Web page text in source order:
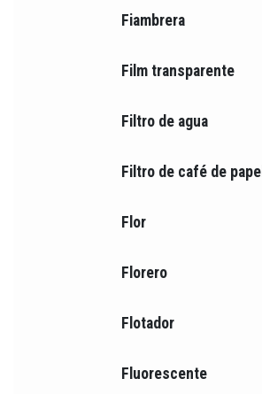
Fiambrera
Film transparente
Filtro de agua
Filtro de café de papel
Flor
Florero
Flotador
Fluorescente